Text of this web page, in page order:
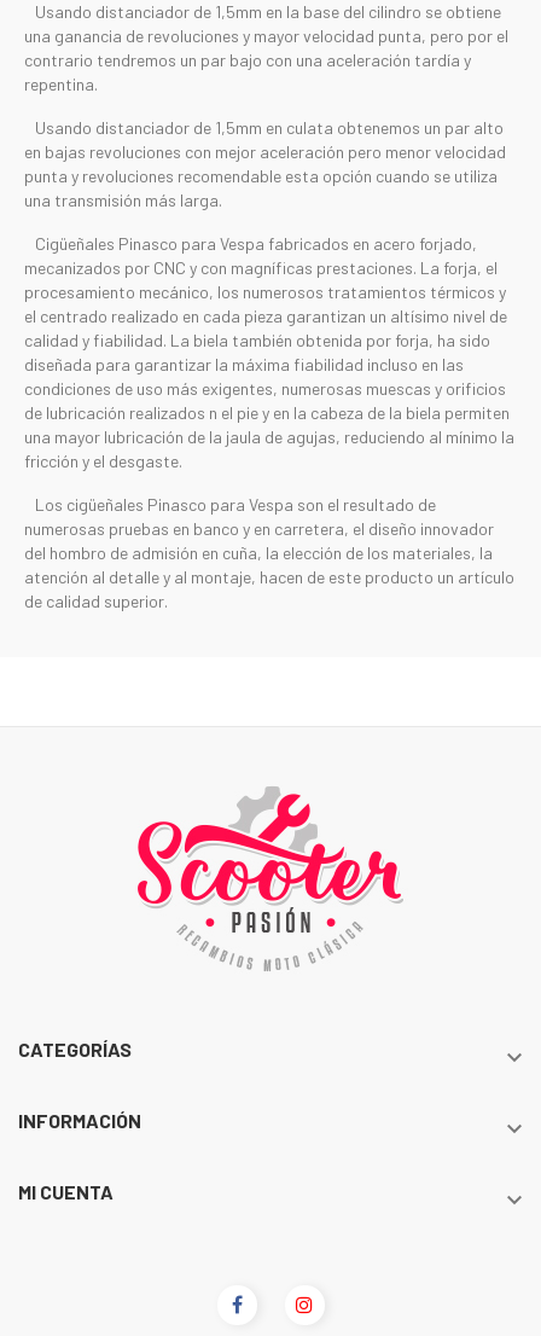
Usando distanciador de 1,5mm en la base del cilindro se obtiene
una ganancia de revoluciones y mayor velocidad punta, pero por el
contrario tendremos un par bajo con una aceleración tardía y
repentina.
Usando distanciador de 1,5mm en culata obtenemos un par alto
en bajas revoluciones con mejor aceleración pero menor velocidad
punta y revoluciones recomendable esta opción cuando se utiliza
una transmisión más larga.
Cigüeñales Pinasco para Vespa fabricados en acero forjado,
mecanizados por CNC y con magníficas prestaciones. La forja, el
procesamiento mecánico, los numerosos tratamientos térmicos y
el centrado realizado en cada pieza garantizan un altísimo nivel de
calidad y fiabilidad. La biela también obtenida por forja, ha sido
diseñada para garantizar la máxima fiabilidad incluso en las
condiciones de uso más exigentes, numerosas muescas y orificios
de lubricación realizados n el pie y en la cabeza de la biela permiten
una mayor lubricación de la jaula de agujas, reduciendo al mínimo la
fricción y el desgaste.
Los cigüeñales Pinasco para Vespa son el resultado de
numerosas pruebas en banco y en carretera, el diseño innovador
del hombro de admisión en cuña, la elección de los materiales, la
atención al detalle y al montaje, hacen de este producto un artículo
de calidad superior.
CATEGORÍAS 
INFORMACIÓN 
MI CUENTA 